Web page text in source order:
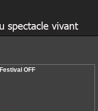
Festival OFF